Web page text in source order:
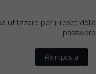
utilizzare per il reset della
password
Reimposta